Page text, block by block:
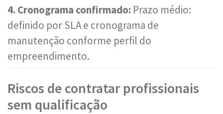
4. Cronograma confirmado: Prazo médio:
definido por SLA e cronograma de
manutenção conforme perfil do
empreendimento.
Riscos de contratar profissionais
sem qualificação